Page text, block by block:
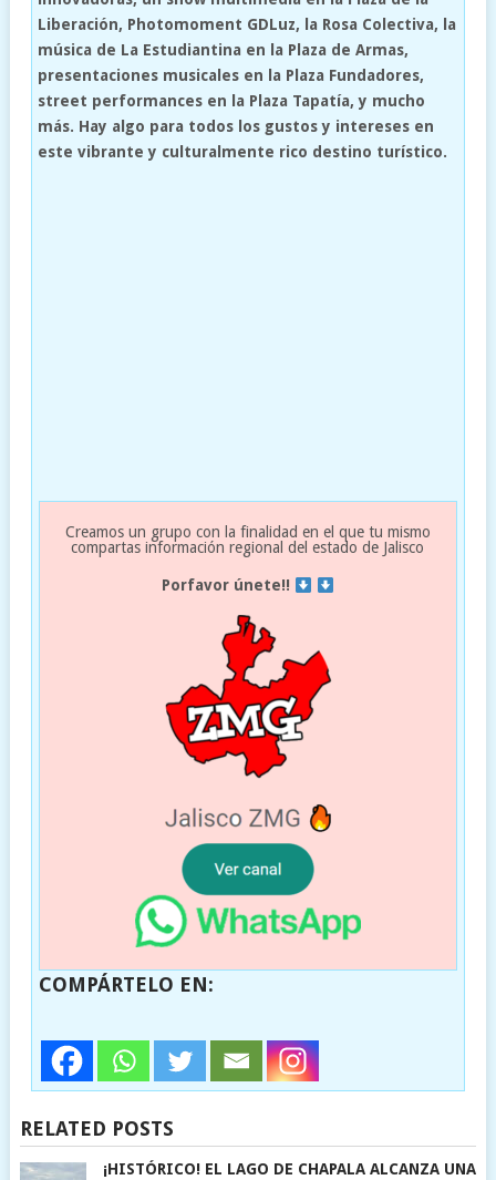
Liberación, Photomoment GDLuz, la Rosa Colectiva, la
música de La Estudiantina en la Plaza de Armas,
presentaciones musicales en la Plaza Fundadores,
street performances en la Plaza Tapatía, y mucho
más. Hay algo para todos los gustos y intereses en
este vibrante y culturalmente rico destino turístico.
Creamos un grupo con la finalidad en el que tu mismo
compartas información regional del estado de Jalisco
Porfavor únete!!
COMPÁRTELO EN:
RELATED POSTS
¡HISTÓRICO! EL LAGO DE CHAPALA ALCANZA UNA